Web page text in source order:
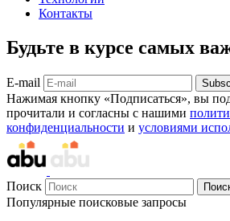
Контакты
Будьте в курсе самых
E-mail
Нажимая кнопку «Подписаться», вы
прочитали и согласны с нашими
конфиденциальности и условиями
Поиск
Популярные поисковые запросы